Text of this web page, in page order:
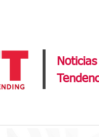
Noticias